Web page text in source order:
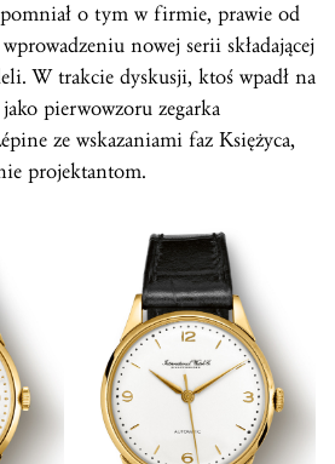
o tym w firmie, prawie od
nowej serii składającej
W trakcie dyskusji, ktoś wpadł na
pierwowzoru zegarka
ze wskazaniami faz Księżyca,
projektantom.